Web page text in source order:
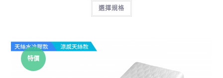
選擇規格
特價